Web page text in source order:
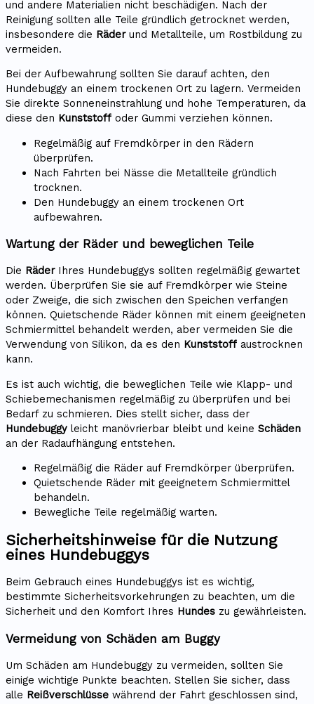
und andere Materialien nicht beschädigen. Nach der
Reinigung sollten alle Teile gründlich getrocknet werden,
insbesondere die Räderund Metallteile, um Rostbildung zu
vermeiden.
Bei der Aufbewahrung sollten Sie darauf achten, den
Hundebuggy an einem trockenen Ort zu lagern. Vermeiden
Sie direkte Sonneneinstrahlung und hohe Temperaturen, da
diese den Kunststoff oder Gummi verziehen können.
Regelmäßig auf Fremdkörper in den Rädern
überprüfen.
Nach Fahrten bei Nässe die Metallteile gründlich
trocknen.
Den Hundebuggy an einem trockenen Ort
aufbewahren.
Wartung der Räder und beweglichen Teile
Die RäderIhres Hundebuggys sollten regelmäßig gewartet
werden. Überprüfen Sie sie auf Fremdkörper wie Steine
oder Zweige, die sich zwischen den Speichen verfangen
können. Quietschende Räder können mit einem geeigneten
Schmiermittel behandelt werden, aber vermeiden Sie die
Verwendung von Silikon, da es den Kunststoff austrocknen
kann.
Es ist auch wichtig, die beweglichen Teile wie Klapp- und
Schiebemechanismen regelmäßig zu überprüfen und bei
Bedarf zu schmieren. Dies stellt sicher, dass der
Hundebuggy leicht manövrierbar bleibt und keine Schäden
an der Radaufhängung entstehen.
Regelmäßig die Räder auf Fremdkörper überprüfen.
Quietschende Räder mit geeignetem Schmiermittel
behandeln.
Bewegliche Teile regelmäßig warten.
Sicherheitshinweise für die Nutzung
eines Hundebuggys
Beim Gebrauch eines Hundebuggys ist es wichtig,
bestimmte Sicherheitsvorkehrungen zu beachten, um die
Sicherheit und den Komfort Ihres Hundes zu gewährleisten.
Vermeidung von Schäden am Buggy
Um Schäden am Hundebuggy zu vermeiden, sollten Sie
einige wichtige Punkte beachten. Stellen Sie sicher, dass
alle Reißverschlüsse während der Fahrt geschlossen sind,